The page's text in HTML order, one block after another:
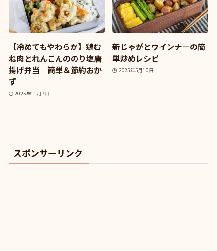
【冷めてもやわらか】鶏む
ね肉とれんこんののり塩唐
揚げ弁当｜簡単＆節約おか
ず
2025年11月7日
新じゃがとウインナーの簡
単炒めレシピ
2025年5月10日
スポンサーリンク